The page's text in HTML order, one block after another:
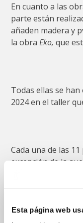
Esta página web
En cuanto a las
parte están
añaden madera y
la obraEko,que
Todas ellas se
2024 en el taller
Cada una de las
excepción de la
emparejado con
partido de lo que